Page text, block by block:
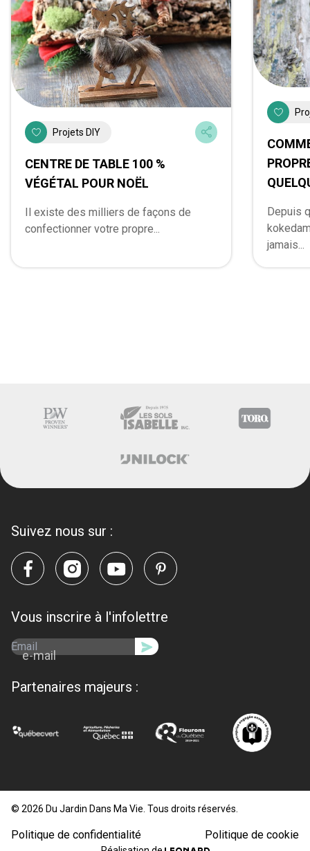
Projets DIY
CENTRE DE TABLE 100 %
VÉGÉTAL POUR NOËL
Il existe des milliers de façons de
confectionner votre propre...
Depuis
jamais...
Suivez nous sur :
Vous inscrire à l'infolettre
e-mail
Partenaires majeurs :
© 2026 Du Jardin Dans Ma Vie. Tous droits réservés.
Politique de confidentialité Politique de cookie